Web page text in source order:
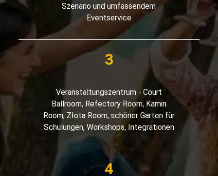
Szenario und umfassendem
Eventservice
Veranstaltungszentrum - Court
Ballroom, Refectory Room, Kamin
Room, Złota Room, schöner Garten für
Schulungen, Workshops, Integrationen